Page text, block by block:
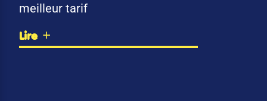
meilleur tarif
Lire